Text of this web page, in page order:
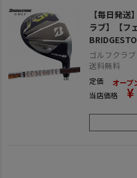
【毎日発
ラブ】【フ
ェアウェイ
着](日本正規
ゴルフクラ
送料無料
定価 オープ
当店価格 ¥